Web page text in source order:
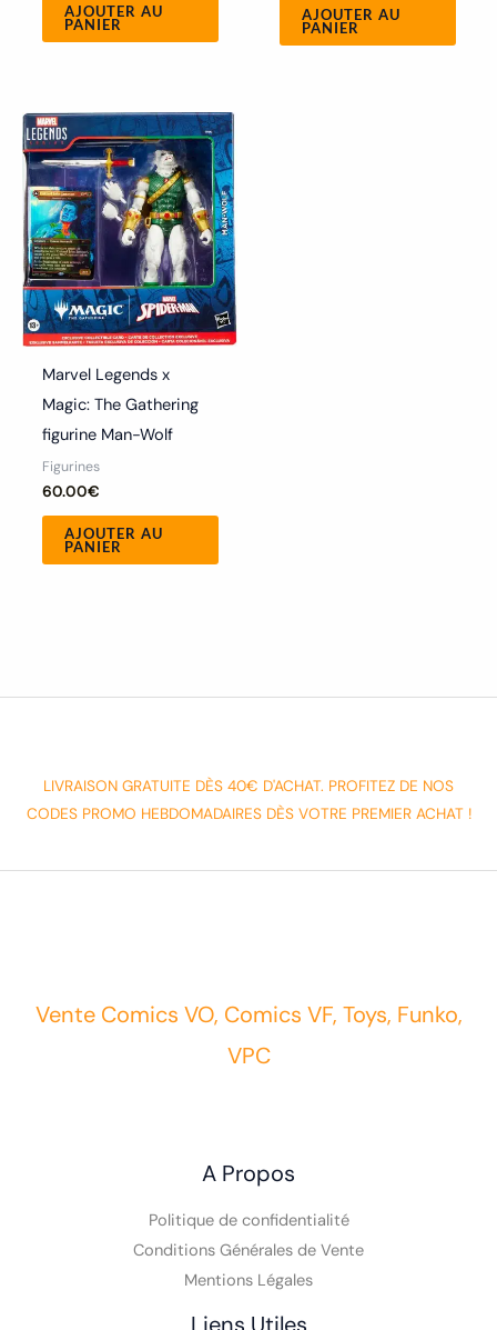
AJOUTER AU
PANIER
AJOUTER AU
PANIER
Marvel Legends x
Magic: The Gathering
figurine Man-Wolf
Figurines
60.00€
AJOUTER AU
PANIER
LIVRAISON GRATUITE DÈS 40€ D'ACHAT. PROFITEZ DE NOS
CODES PROMO HEBDOMADAIRES DÈS VOTRE PREMIER ACHAT !
A Propos
Politique de confidentialité
Conditions Générales de Vente